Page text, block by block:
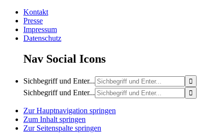
Kontakt
Presse
Impressum
Datenschutz
Nav Social Icons
Sichbegriff und Enter...
Sichbegriff und Enter...
Zur Hauptnavigation springen
Zum Inhalt springen
Zur Seitenspalte springen